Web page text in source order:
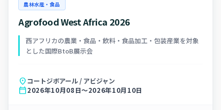
農林水産・食品
Agrofood West Africa 2026
西アフリカの農業・食品・飲料・食品加工・包装産業を対象
とした国際BtoB展示会
location_on コートジボアール / アビジャン
calendar_today2026年10月08日～2026年10月10日